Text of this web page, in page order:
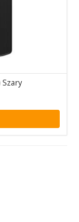
Szary